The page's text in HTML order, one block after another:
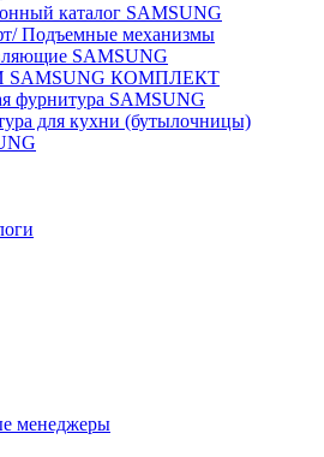
каталог SAMSUNG
Подъемные механизмы
SAMSUNG
SAMSUNG КОМПЛЕКТ
фурнитура SAMSUNG
для кухни (бутылочницы)
менеджеры